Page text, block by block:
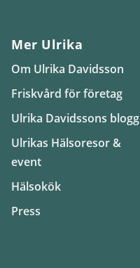
Mer Ulrika
Om Ulrika Davidsson
Friskvård för företag
Ulrika Davidssons blogg
Ulrikas Hälsoresor &
event
Hälsokök
Press